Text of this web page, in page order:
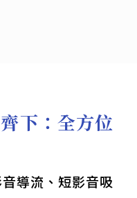
下：全方位
導流、短影音吸